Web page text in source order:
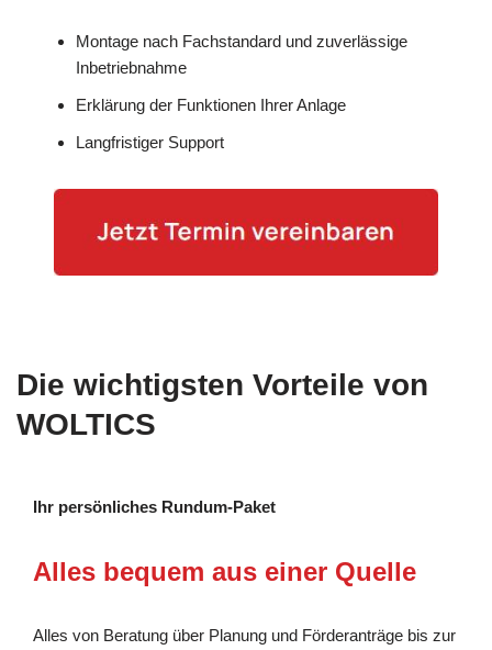
Montage nach Fachstandard und zuverlässige
Inbetriebnahme
Erklärung der Funktionen Ihrer Anlage
Langfristiger Support
Die wichtigsten Vorteile von
WOLTICS
Ihr persönliches Rundum-Paket
Alles bequem aus einer Quelle
Alles von Beratung über Planung und Förderanträge bis zur